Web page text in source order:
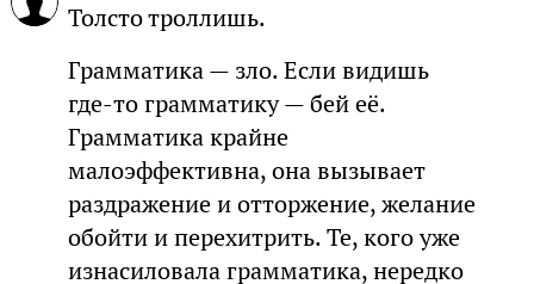
Толсто троллишь.
Грамматика — зло. Если видишь
где-то грамматику — бей её.
Грамматика крайне
малоэффективна, она вызывает
раздражение и отторжение, желание
обойти и перехитрить. Те, кого уже
изнасиловала грамматика, нередко